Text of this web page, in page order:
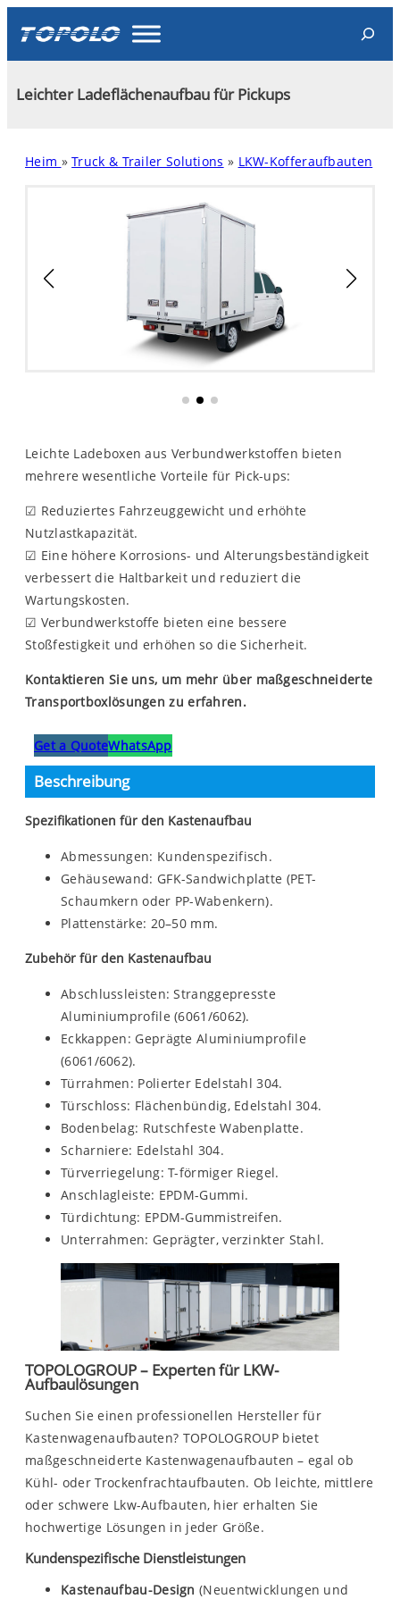
content
Search
Leichter Ladeflächenaufbau für Pickups
Heim »Truck & Trailer Solutions » LKW-Kofferaufbauten
Leichte Ladeboxen aus Verbundwerkstoffen bieten
mehrere wesentliche Vorteile für Pick-ups:
☑ Reduziertes Fahrzeuggewicht und erhöhte
Nutzlastkapazität.
☑ Eine höhere Korrosions- und Alterungsbeständigkeit
verbessert die Haltbarkeit und reduziert die
Wartungskosten.
☑ Verbundwerkstoffe bieten eine bessere
Stoßfestigkeit und erhöhen so die Sicherheit.
Kontaktieren Sie uns, um mehr über maßgeschneiderte
Transportboxlösungen zu erfahren.
Get a QuoteWhatsApp
Beschreibung
Spezifikationen für den Kastenaufbau
Abmessungen: Kundenspezifisch.
Gehäusewand: GFK-Sandwichplatte (PET-
Schaumkern oder PP-Wabenkern).
Plattenstärke: 20–50 mm.
Zubehör für den Kastenaufbau
Abschlussleisten: Stranggepresste
Aluminiumprofile (6061/6062).
Eckkappen: Geprägte Aluminiumprofile
(6061/6062).
Türrahmen: Polierter Edelstahl 304.
Türschloss: Flächenbündig, Edelstahl 304.
Bodenbelag: Rutschfeste Wabenplatte.
Scharniere: Edelstahl 304.
Türverriegelung: T-förmiger Riegel.
Anschlagleiste: EPDM-Gummi.
Türdichtung: EPDM-Gummistreifen.
Unterrahmen: Geprägter, verzinkter Stahl.
TOPOLOGROUP – Experten für LKW-
Aufbaulösungen
Suchen Sie einen professionellen Hersteller für
Kastenwagenaufbauten? TOPOLOGROUP bietet
maßgeschneiderte Kastenwagenaufbauten – egal ob
Kühl- oder Trockenfrachtaufbauten. Ob leichte, mittlere
oder schwere Lkw-Aufbauten, hier erhalten Sie
hochwertige Lösungen in jeder Größe.
Kundenspezifische Dienstleistungen
Kastenaufbau-Design (Neuentwicklungen und